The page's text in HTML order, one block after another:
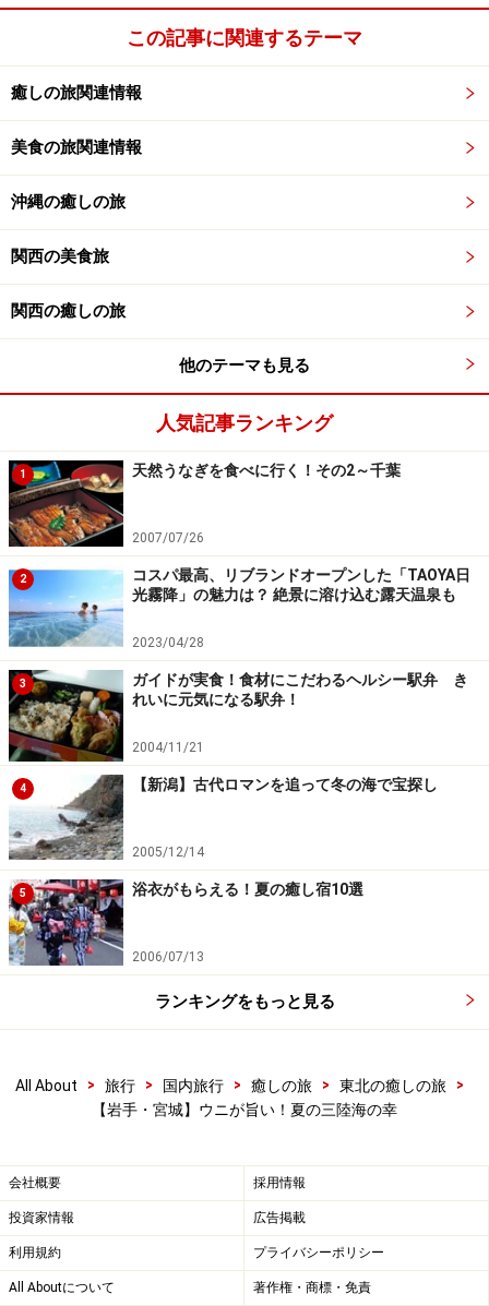
この記事に関連するテーマ
癒しの旅関連情報
美食の旅関連情報
沖縄の癒しの旅
関西の美食旅
関西の癒しの旅
他のテーマも見る
人気記事ランキング
1 天然うなぎを食べに行く！その2～千葉
2007/07/26
2
コスパ最高、リブランドオープンした「TAOYA日
光霧降」の魅力は？ 絶景に溶け込む露天温泉も
2023/04/28
3
ガイドが実食！食材にこだわるヘルシー駅弁 き
れいに元気になる駅弁！
2004/11/21
4 【新潟】古代ロマンを追って冬の海で宝探し
2005/12/14
5 浴衣がもらえる！夏の癒し宿10選
2006/07/13
ランキングをもっと見る
All About > 旅行 > 国内旅行 > 癒しの旅 > 東北の癒しの旅
>
【岩手・宮城】ウニが旨い！夏の三陸海の幸
会社概要 採用情報
投資家情報 広告掲載
利用規約 プライバシーポリシー
All Aboutについて 著作権・商標・免責